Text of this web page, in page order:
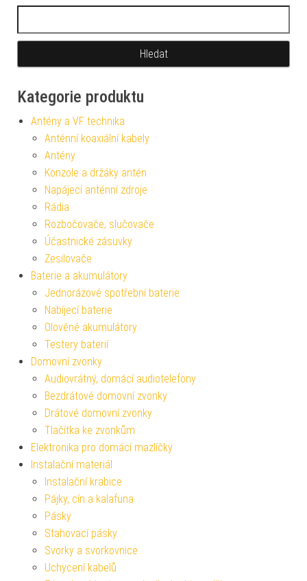
Kategorie produktu
Antény a VF technika
Anténní koaxiální kabely
Antény
Konzole a držáky antén
Napájecí anténní zdroje
Rádia
Rozbočovače, slučovače
Účastnické zásuvky
Zesilovače
Baterie a akumulátory
Jednorázové spotřební baterie
Nabíjecí baterie
Olověné akumulátory
Testery baterií
Domovní zvonky
Audiovrátný, domácí audiotelefony
Bezdrátové domovní zvonky
Drátové domovní zvonky
Tlačítka ke zvonkům
Elektronika pro domácí mazlíčky
Instalační materiál
Instalační krabice
Pájky, cín a kalafuna
Pásky
Stahovací pásky
Svorky a svorkovnice
Uchycení kabelů